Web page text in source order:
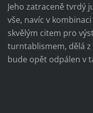
Jeho zatraceně tvrdý
vše, navíc v
skvělým citem pro
turntablismem, dělá z
bude opět odpálen v